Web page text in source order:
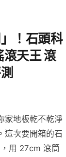
！石頭科
天王 滾
家地板乾不乾淨
這次要開箱的石
用 27cm 滾筒